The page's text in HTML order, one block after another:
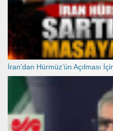
İran’dan Hürmüz’ün Açılması